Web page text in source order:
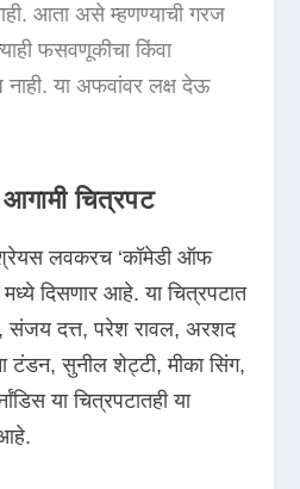
आता असे म्हणण्याची गरज
फसवणूकीचा किंवा
नाही. या अफवांवर लक्ष देऊ
चित्रपट
श्रेयस लवकरच ‘कॉमेडी ऑफ
दिसणार आहे. या चित्रपटात
संजय दत्त, परेश रावल, अरशद
टंडन, सुनील शेट्टी, मीका सिंग,
या चित्रपटातही या